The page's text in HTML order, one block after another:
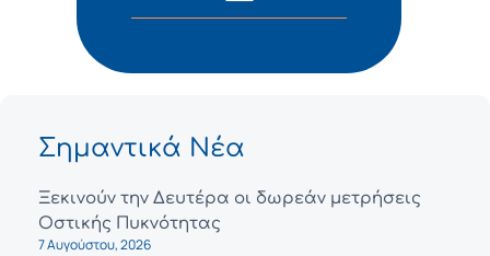
Σημαντικά Νέα
Ξεκινούν την Δευτέρα οι δωρεάν μετρήσεις
Οστικής Πυκνότητας
7 Αυγούστου, 2026